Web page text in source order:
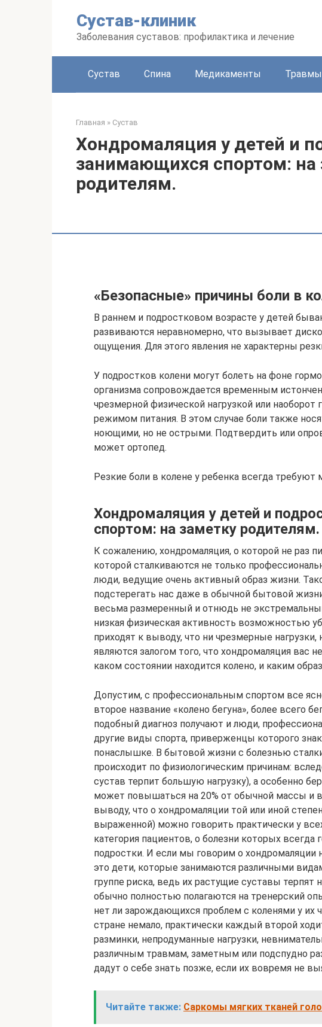
Сустав-клиник
Заболевания суставов: профилактика и лечение
Сустав Спина Медикаменты Травмы
Главная » Сустав
Хондромаляция у детей и
занимающихся спортом: на
родителям.
«Безопасные» причины боли в
В раннем и подростковом возрасте у детей
развиваются неравномерно, что вызывает
ощущения. Для этого явления не характерны
У подростков колени могут болеть на фоне
организма сопровождается временным
чрезмерной физической нагрузкой или
режимом питания. В этом случае боли также
ноющими, но не острыми. Подтвердить или
может ортопед.
Резкие боли в колене у ребенка всегда
Хондромаляция у детей и
спортом: на заметку родителям.
К сожалению, хондромаляция, о которой не раз
которой сталкиваются не только
люди, ведущие очень активный образ жизни.
подстерегать нас даже в обычной бытовой
весьма размеренный и отнюдь не
низкая физическая активность возможностью
приходят к выводу, что ни чрезмерные
являются залогом того, что хондромаляция вас
каком состоянии находится колено, и каким
Допустим, с профессиональным спортом все
второе название «колено бегуна», более всего
подобный диагноз получают и люди,
другие виды спорта, приверженцы которого
понаслышке. В бытовой жизни с болезнью
происходит по физиологическим причинам:
сустав терпит большую нагрузку), а особенно
может повышаться на 20% от обычной массы
выводу, что о хондромаляции той или иной
выраженной) можно говорить практически у
категория пациентов, о болезни которых всегда
подростки. И если мы говорим о хондромаляции
это дети, которые занимаются различными
группе риска, ведь их растущие суставы терпят
обычно полностью полагаются на тренерский
нет ли зарождающихся проблем с коленями у их
стране немало, практически каждый второй
разминки, непродуманные нагрузки,
различным травмам, заметным или подспудно
дадут о себе знать позже, если их вовремя не
Читайте также: Саркомы мягких тканей